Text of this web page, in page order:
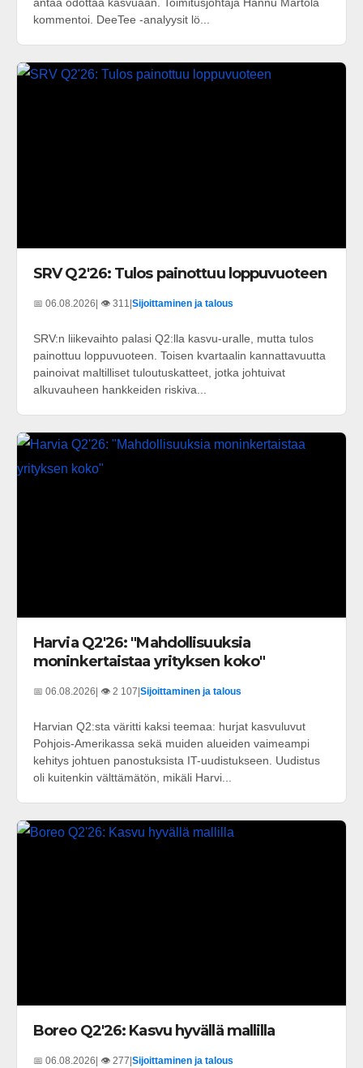
antaa odottaa kasvuaan. Toimitusjohtaja Hannu Martola
kommentoi. DeeTee -analyysit lö...
SRV Q2'26: Tulos painottuu loppuvuoteen
📅 06.08.2026| 👁️ 311 |Sijoittaminen ja talous
SRV:n liikevaihto palasi Q2:lla kasvu-uralle, mutta tulos
painottuu loppuvuoteen. Toisen kvartaalin kannattavuutta
painoivat maltilliset tuloutuskatteet, jotka johtuivat
alkuvauheen hankkeiden riskiva...
Harvia Q2'26: "Mahdollisuuksia
moninkertaistaa yrityksen koko"
📅 06.08.2026 | 👁️ 2 107 Sijoittaminen ja talous
Harvian Q2:sta väritti kaksi teemaa: hurjat kasvuluvut
Pohjois-Amerikassa sekä muiden alueiden vaimeampi
kehitys johtuen panostuksista IT-uudistukseen. Uudistus
oli kuitenkin välttämätön, mikäli Harvi...
Boreo Q2'26: Kasvu hyvällä mallilla
📅 06.08.2026 | 👁️ 277 Sijoittaminen ja talous